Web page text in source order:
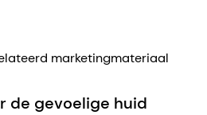
marketingmateriaal
de gevoelige huid